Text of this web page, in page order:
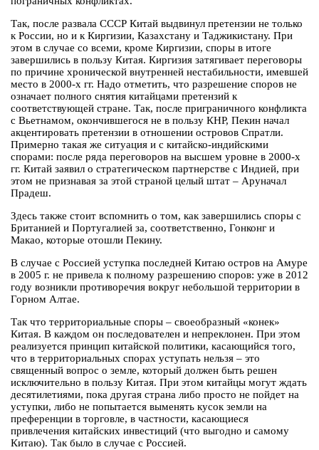
Так, после развала СССР Китай выдвинул претензии не только
к России, но и к Киргизии, Казахстану и Таджикистану. При
этом в случае со всеми, кроме Киргизии, споры в итоге
завершились в пользу Китая. Киргизия затягивает переговоры
по причине хронической внутренней нестабильности, имевшей
место в 2000-х гг. Надо отметить, что разрешение споров не
означает полного снятия китайцами претензий к
соответствующей стране. Так, после приграничного конфликта
с Вьетнамом, окончившегося не в пользу КНР, Пекин начал
акцентировать претензии в отношении островов Спратли.
Примерно такая же ситуация и с китайско-индийскими
спорами: после ряда переговоров на высшем уровне в 2000-х
гг. Китай заявил о стратегическом партнерстве с Индией, при
этом не признавая за этой страной целый штат – Аруначал
Прадеш.
Здесь также стоит вспомнить о том, как завершились споры с
Британией и Португалией за, соответственно, Гонконг и
Макао, которые отошли Пекину.
В случае с Россией уступка последней Китаю остров на Амуре
в 2005 г. не привела к полному разрешению споров: уже в 2012
году возникли противоречия вокруг небольшой территории в
Горном Алтае.
Так что территориальные споры – своеобразный «конек»
Китая. В каждом он последователен и непреклонен. При этом
реализуется принцип китайской политики, касающийся того,
что в территориальных спорах уступать нельзя – это
священный вопрос о земле, который должен быть решен
исключительно в пользу Китая. При этом китайцы могут ждать
десятилетиями, пока другая страна либо просто не пойдет на
уступки, либо не попытается выменять кусок земли на
преференции в торговле, в частности, касающиеся
привлечения китайских инвестиций (что выгодно и самому
Китаю). Так было в случае с Россией.